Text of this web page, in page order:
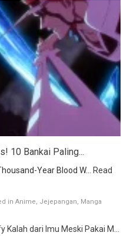
10 Bankai Paling...
Year Blood W... Read
in Anime Jejepangan Manga
Kalah dari Imu Meski Pakai M...